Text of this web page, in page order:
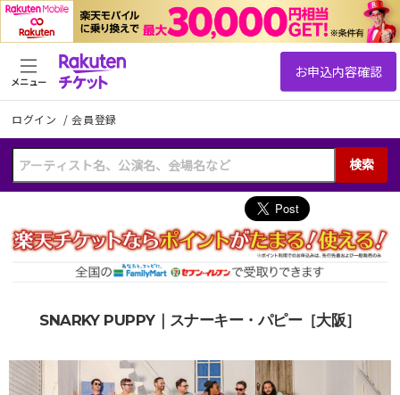
ログイン /会員登録
検索
メニュー
SNARKY PUPPY｜スナーキー・パピー［大阪］